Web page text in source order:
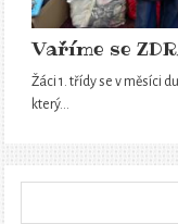
Vaříme se
Žáci 1. třídy se v měsíci
který…